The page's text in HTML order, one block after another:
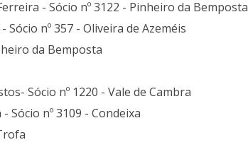
- Sócio nº 3122 - Pinheiro da Bemposta
nº 357 - Oliveira de Azeméis
da Bemposta
Sócio nº 1220 - Vale de Cambra
Sócio nº 3109 - Condeixa